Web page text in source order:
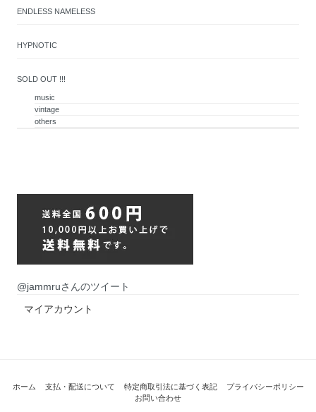
ENDLESS NAMELESS
HYPNOTIC
SOLD OUT !!!
music
vintage
others
@jammruさんのツイート
マイアカウント
ホーム 支払・配送について 特定商取引法に基づく表記
プライバシーポリシー
お問い合わせ